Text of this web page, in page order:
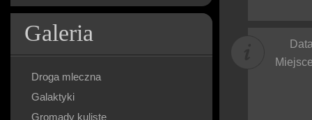
Galeria
Droga mleczna
Galaktyki
Gromady kuliste